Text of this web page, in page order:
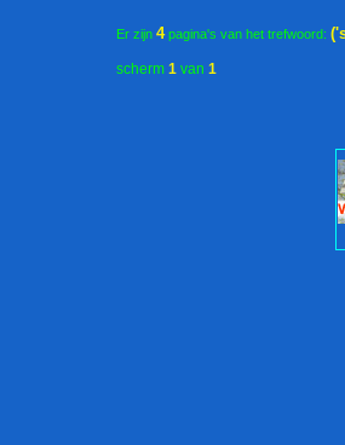
Er zijn 4pagina's van het trefwoord:
scherm 1 van 1